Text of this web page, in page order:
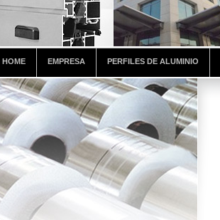
HOME EMPRESA PERFILES DE ALUMINIO
chapas de aluminio, planchas de aluminio, bobinas de aluminio